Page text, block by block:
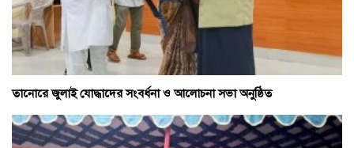
তানোরে জুলাই যোদ্ধাদের সংবর্ধনা ও আলোচনা সভা অনুষ্ঠিত